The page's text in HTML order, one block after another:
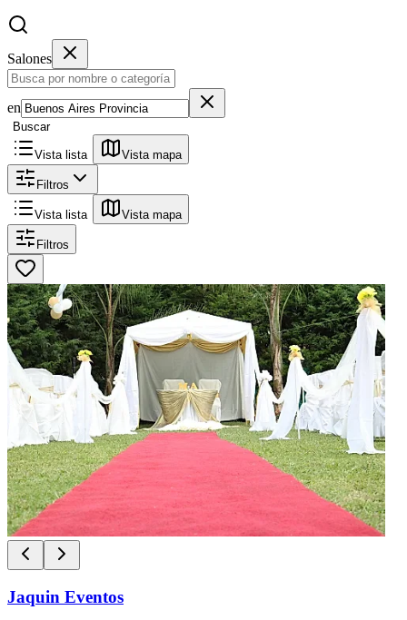
Salones
en
Buscar
Vista lista Vista mapa
Filtros
Vista lista Vista mapa
Filtros
Jaquin Eventos